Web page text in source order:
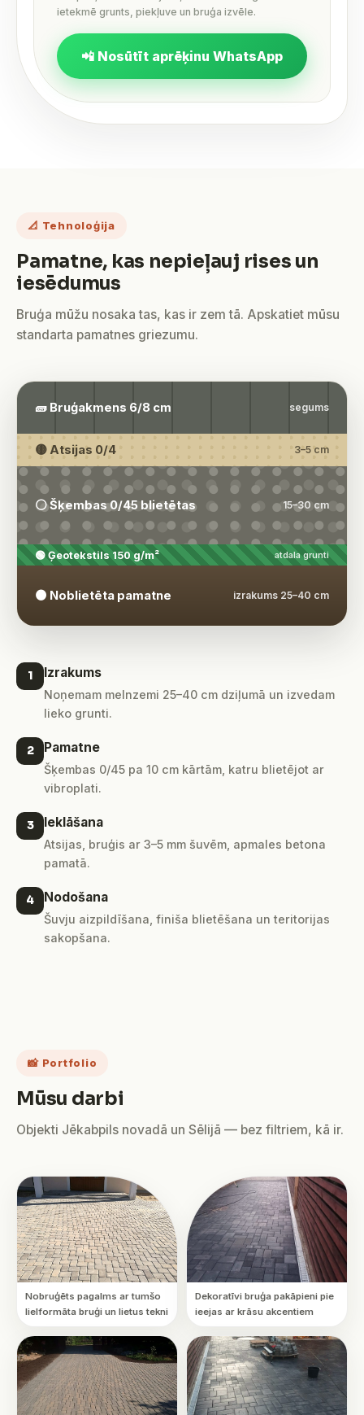
ietekmē grunts, piekļuve un bruģa izvēle.
📲 Nosūtīt aprēķinu WhatsApp
📐 Tehnoloģija
Pamatne, kas nepieļauj rises un
iesēdumus
Bruģa mūžu nosaka tas, kas ir zem tā. Apskatiet mūsu
standarta pamatnes griezumu.
🧱 Bruģakmens 6/8 cm segums
🟡 Atsijas 0/4 3–5 cm
⚪ Šķembas 0/45 blietētas 15–30 cm
🟢 Ģeotekstils 150 g/m² atdala grunti
🟤 Noblietēta pamatne izrakums 25–40 cm
1 Izrakums
Noņemam melnzemi 25–40 cm dziļumā un izvedam
lieko grunti.
2 Pamatne
Šķembas 0/45 pa 10 cm kārtām, katru blietējot ar
vibroplati.
3 Ieklāšana
Atsijas, bruģis ar 3–5 mm šuvēm, apmales betona
pamatā.
4 Nodošana
Šuvju aizpildīšana, finiša blietēšana un teritorijas
sakopšana.
📸 Portfolio
Mūsu darbi
Objekti Jēkabpils novadā un Sēlijā — bez filtriem, kā ir.
Nobruģēts pagalms ar tumšo
lielformāta bruģi un lietus tekni
Dekoratīvi bruģa pakāpieni pie
ieejas ar krāsu akcentiem